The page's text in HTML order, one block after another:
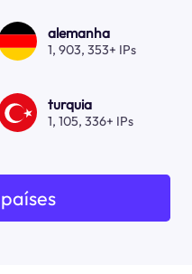
alemanha
1, 903, 353+ IPs
turquia
1, 105, 336+ IPs